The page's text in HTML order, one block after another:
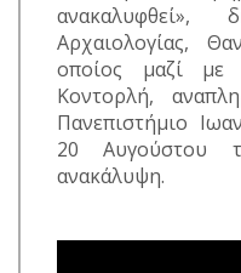
Αρχαιολογίας,
οποίος μαζί
Κοντορλή,
Πανεπιστήμιο
20 Αυγούστου
ανακάλυψη.